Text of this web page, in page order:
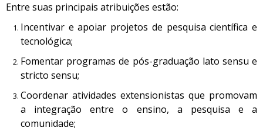
Entre suas principais atribuições estão:
Incentivar e apoiar projetos de pesquisa científica e
tecnológica;
Fomentar programas de pós-graduação lato sensu e
stricto sensu;
Coordenar atividades extensionistas que promovam
a integração entre o ensino, a pesquisa e a
comunidade;